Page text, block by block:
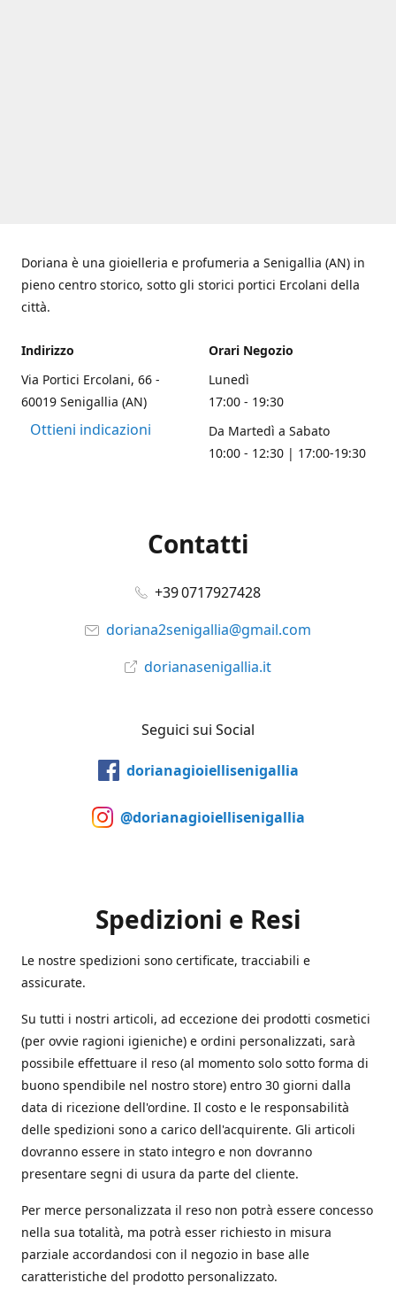
Doriana è una gioielleria e profumeria a Senigallia (AN) in
pieno centro storico, sotto gli storici portici Ercolani della
città.
Indirizzo
Via Portici Ercolani, 66 -
60019 Senigallia (AN)
Ottieni indicazioni
Orari Negozio
Lunedì
17:00 - 19:30
Da Martedì a Sabato
10:00 - 12:30 | 17:00-19:30
Contatti
+39 0717927428
doriana2senigallia@gmail.com
dorianasenigallia.it
Seguici sui Social
dorianagioiellisenigallia
@dorianagioiellisenigallia
Spedizioni e Resi
Le nostre spedizioni sono certificate, tracciabili e
assicurate.
Su tutti i nostri articoli, ad eccezione dei prodotti cosmetici
(per ovvie ragioni igieniche) e ordini personalizzati, sarà
possibile effettuare il reso (al momento solo sotto forma di
buono spendibile nel nostro store) entro 30 giorni dalla
data di ricezione dell'ordine. Il costo e le responsabilità
delle spedizioni sono a carico dell'acquirente. Gli articoli
dovranno essere in stato integro e non dovranno
presentare segni di usura da parte del cliente.
Per merce personalizzata il reso non potrà essere concesso
nella sua totalità, ma potrà esser richiesto in misura
parziale accordandosi con il negozio in base alle
caratteristiche del prodotto personalizzato.